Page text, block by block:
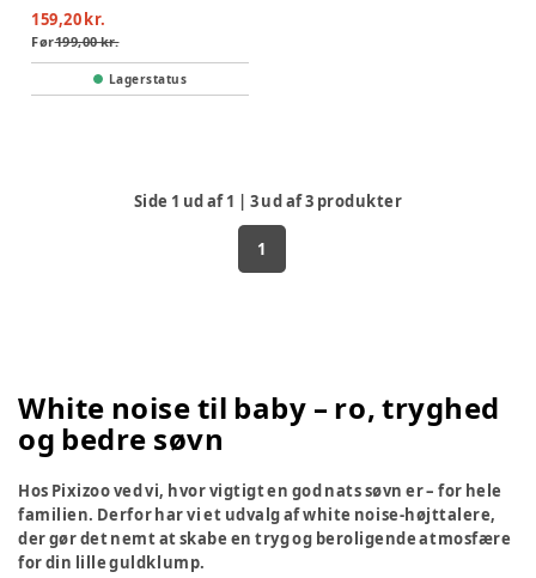
159,20 kr.
Før199,00 kr.
Lagerstatus
Side 1 ud af1 | 3ud af3 produkter
1
White noise til baby – ro, tryghed
og bedre søvn
Hos Pixizoo ved vi, hvor vigtigt en god nats søvn er – for hele
familien. Derfor har vi et udvalg af white noise-højttalere,
der gør det nemt at skabe en tryg og beroligende atmosfære
for din lille guldklump.